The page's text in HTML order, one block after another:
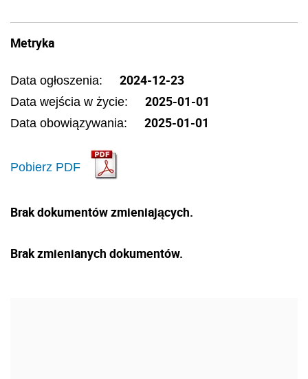
Metryka
Data ogłoszenia: 2024-12-23
Data wejścia w życie: 2025-01-01
Data obowiązywania: 2025-01-01
Pobierz PDF
Brak dokumentów zmieniających.
Brak zmienianych dokumentów.